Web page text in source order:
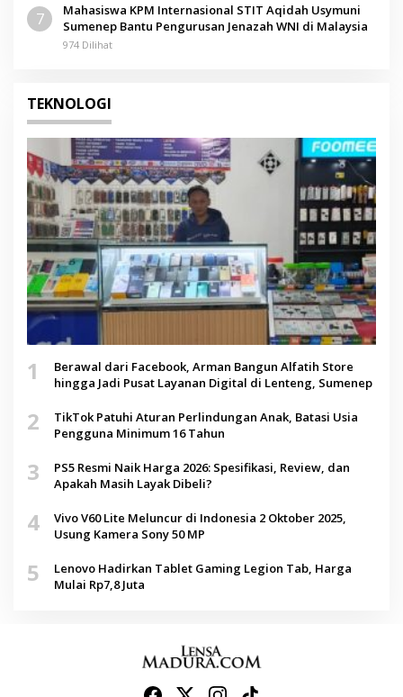
7
Mahasiswa KPM Internasional STIT Aqidah Usymuni
Sumenep Bantu Pengurusan Jenazah WNI di Malaysia
974 Dilihat
TEKNOLOGI
1
Berawal dari Facebook, Arman Bangun Alfatih Store
hingga Jadi Pusat Layanan Digital di Lenteng, Sumenep
2
TikTok Patuhi Aturan Perlindungan Anak, Batasi Usia
Pengguna Minimum 16 Tahun
3
PS5 Resmi Naik Harga 2026: Spesifikasi, Review, dan
Apakah Masih Layak Dibeli?
4
Vivo V60 Lite Meluncur di Indonesia 2 Oktober 2025,
Usung Kamera Sony 50 MP
5
Lenovo Hadirkan Tablet Gaming Legion Tab, Harga
Mulai Rp7,8 Juta